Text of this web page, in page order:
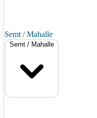
Semt / Mahalle
Semt / Mahalle